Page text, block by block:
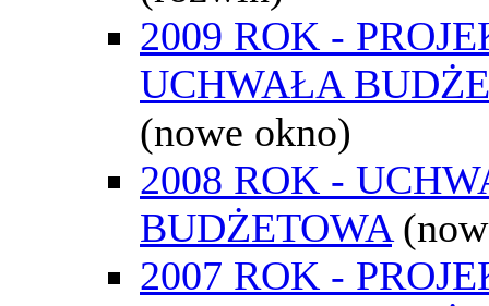
2009 ROK -
UCHWAŁA
(nowe okno)
2008 ROK -
BUDŻETOWA
2007 ROK -